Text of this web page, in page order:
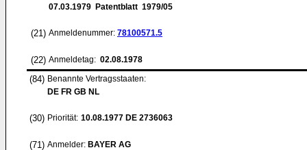
07.03.1979 Patentblatt 1979/05
(21) Anmeldenummer: 78100571.5
(22) Anmeldetag: 02.08.1978
(84) Benannte Vertragsstaaten:
DE FR GB NL
(30) Priorität: 10.08.1977 DE 2736063
(71) Anmelder: BAYER AG